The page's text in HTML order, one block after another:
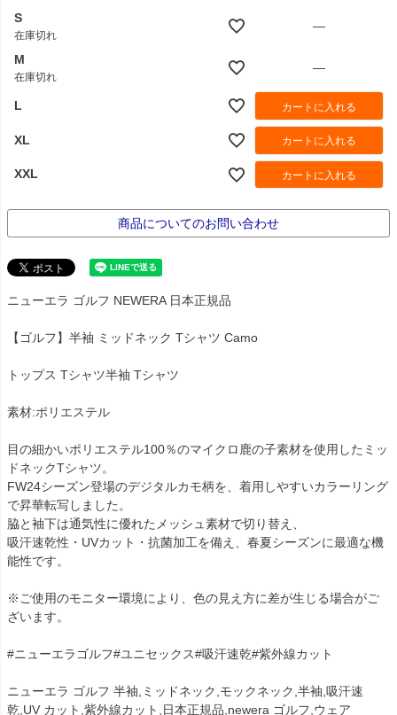
S
在庫切れ
—
M
在庫切れ
—
L カートに入れる
XL カートに入れる
XXL カートに入れる
商品についてのお問い合わせ
ニューエラ ゴルフ NEWERA 日本正規品
【ゴルフ】半袖 ミッドネック Tシャツ Camo
トップス Tシャツ半袖 Tシャツ
素材:ポリエステル
目の細かいポリエステル100％のマイクロ鹿の子素材を使用したミッ
ドネックTシャツ。
FW24シーズン登場のデジタルカモ柄を、着用しやすいカラーリング
で昇華転写しました。
脇と袖下は通気性に優れたメッシュ素材で切り替え、
吸汗速乾性・UVカット・抗菌加工を備え、春夏シーズンに最適な機
能性です。
※ご使用のモニター環境により、色の見え方に差が生じる場合がご
ざいます。
#ニューエラゴルフ#ユニセックス#吸汗速乾#紫外線カット
ニューエラ ゴルフ 半袖,ミッドネック,モックネック,半袖,吸汗速
乾,UV カット,紫外線カット,日本正規品,newera ゴルフ,ウェア